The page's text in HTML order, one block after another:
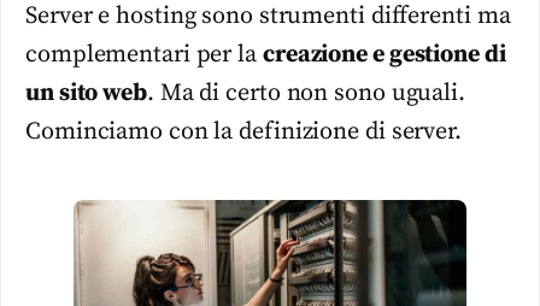
Server e hosting sono strumenti differenti ma
complementari per la creazione e gestione di
un sito web. Ma di certo non sono uguali.
Cominciamo con la definizione di server.